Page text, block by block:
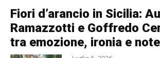
Fiori d’arancio in Sicilia:
Ramazzotti e Goffredo
tra emozione, ironia e note